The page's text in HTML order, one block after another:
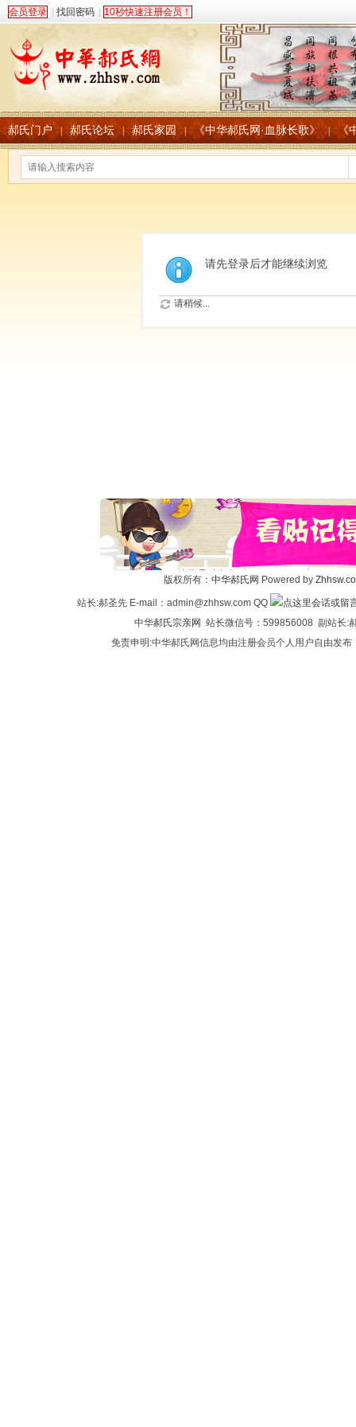
会员登录 找回密码 10秒快速注册会员！
郝氏门户 | 郝氏论坛 | 郝氏家园 | 《中华郝氏网·血脉长歌》 《
请先登录后才能继续浏览
请稍候...
版权所有： 中华郝氏网 Powered by
站长:郝圣先 E-mail：admin@zhhsw.com QQ
中华郝氏宗亲网 站长微信号：599856008 副站长:
免责申明:中华郝氏网信息均由注册会员个人用户自由发